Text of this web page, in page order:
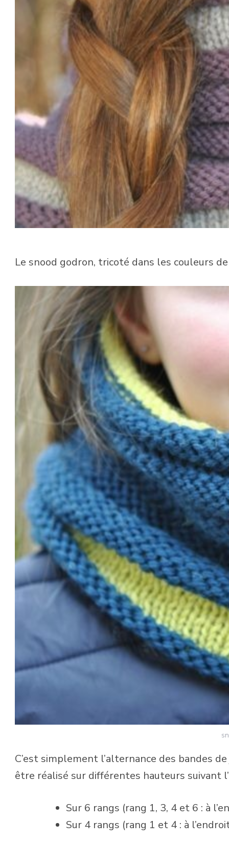
Le snood godron, tricoté dans les couleurs
C’est simplement l’alternance des bandes
être réalisé sur différentes hauteurs suivant
Sur 6 rangs (rang 1, 3, 4 et 6 : à
Sur 4 rangs (rang 1 et 4 : à